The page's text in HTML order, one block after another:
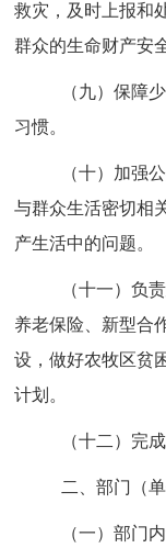
救灾，及时上报和
群众的生命财产安
（九）保障
习惯。
（十）加强
与群众生活密切相
产生活中的问题。
（十一）负
养老保险、新型合
设，做好农牧区贫
计划。
（十二）完
二、部门（
（一）部门